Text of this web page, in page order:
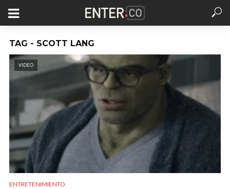
TAG - SCOTT LANG
VIDEO
ENTRETENIMIENTO